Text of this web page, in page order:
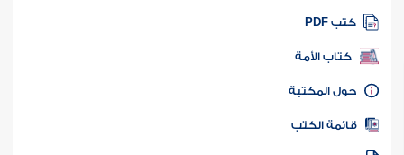
كتب PDF
كتاب الأمة
المكتبة